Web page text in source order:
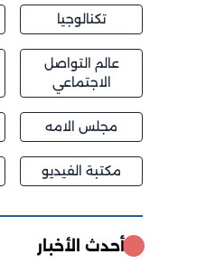
تكنالوجيا
عالم التواصل
الاجتماعي
مجلس الامه
مكتبة الفيديو
أحدث الأخبار